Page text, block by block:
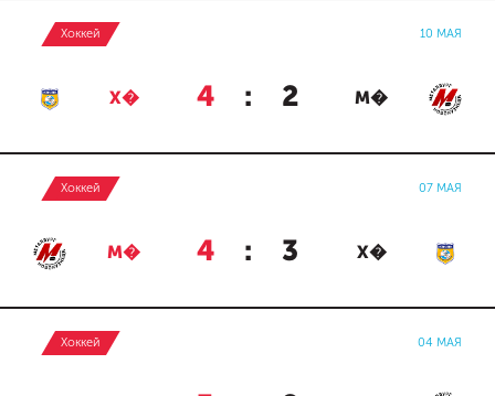
Хоккей 10 МАЯ
Х� 4 : 2 М�
Хоккей 07 МАЯ
М� 4 : 3 Х�
Хоккей 04 МАЯ